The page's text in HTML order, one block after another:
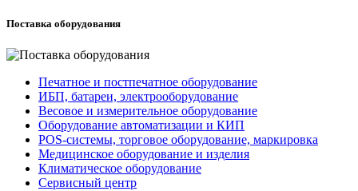
Поставка оборудования
Печатное и постпечатное оборудование
ИБП, батареи, электрооборудование
Весовое и измерительное оборудование
Оборудование автоматизации и КИП
POS-системы, торговое оборудование, маркировка
Медицинское оборудование и изделия
Климатическое оборудование
Сервисный центр